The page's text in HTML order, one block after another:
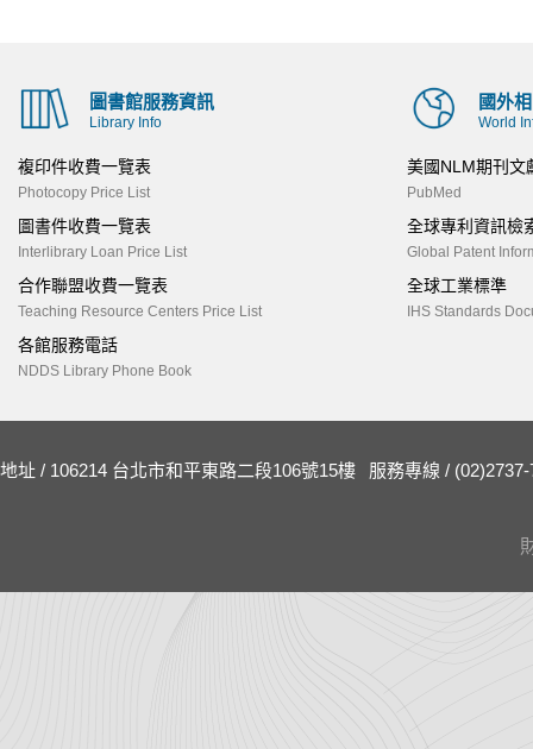
圖書館服務資訊
Library Info
複印件收費一覽表
Photocopy Price List
圖書件收費一覽表
Interlibrary Loan Price List
合作聯盟收費一覽表
Teaching Resource Centers Price List
各館服務電話
NDDS Library Phone Book
國外
World
美國NLM期刊文
PubMed
全球專利資訊檢
Global Patent
全球工業標準
IHS Standards
地址 / 106214 台北市和平東路二段106號15樓 服務專線 / (02)2737-